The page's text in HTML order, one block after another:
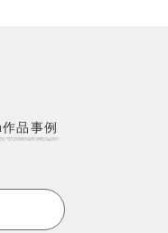
品事例